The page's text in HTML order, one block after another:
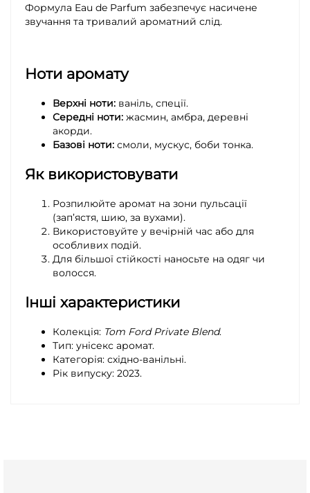
Формула Eau de Parfum забезпечує насичене
звучання та тривалий ароматний слід.
Ноти аромату
Верхні ноти: ваніль, спеції.
Середні ноти: жасмин, амбра, деревні
акорди.
Базові ноти: смоли, мускус, боби тонка.
Як використовувати
Розпилюйте аромат на зони пульсації
(зап’ястя, шию, за вухами).
Використовуйте у вечірній час або для
особливих подій.
Для більшої стійкості наносьте на одяг чи
волосся.
Інші характеристики
Колекція: Tom Ford Private Blend.
Тип: унісекс аромат.
Категорія: східно-ванільні.
Рік випуску: 2023.